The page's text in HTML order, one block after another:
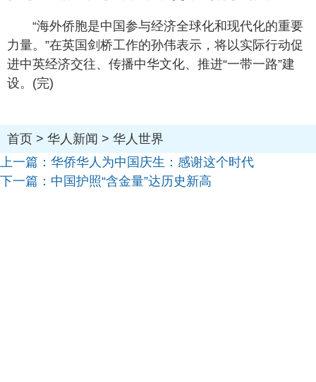
“海外侨胞是中国参与经济全球化和现代化的重要
力量。”在英国剑桥工作的孙伟表示，将以实际行动促
进中英经济交往、传播中华文化、推进“一带一路”建
设。(完)
首页 > 华人新闻 > 华人世界
上一篇： 华侨华人为中国庆生：感谢这个时代
下一篇： 中国护照“含金量”达历史新高